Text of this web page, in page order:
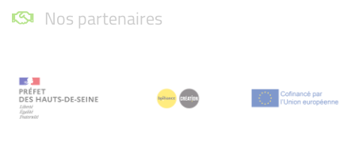
Nos partenaires